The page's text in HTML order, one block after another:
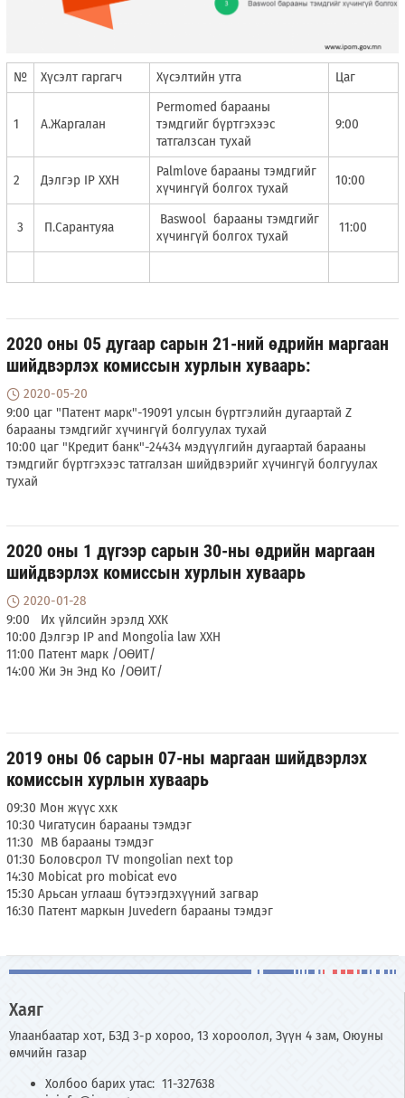
№ Хүсэлт гаргагч Хүсэлтийн утга Цаг
1 А.Жаргалан
Permomed барааны
тэмдгийг бүртгэхээс
татгалзсан тухай
9:00
2 Дэлгэр IP ХХН
Palmlove барааны тэмдгийг
хүчингүй болгох тухай
10:00
3 П.Сарантуяа
Baswool барааны тэмдгийг
хүчингүй болгох тухай
11:00
2020 оны 05 дугаар сарын 21-ний өдрийн маргаан
шийдвэрлэх комиссын хурлын хуваарь:
2020-05-20
9:00 цаг "Патент марк"-19091 улсын бүртгэлийн дугаартай Z
барааны тэмдгийг хүчингүй болгуулах тухай
10:00 цаг "Кредит банк"-24434 мэдүүлгийн дугаартай барааны
тэмдгийг бүртгэхээс татгалзан шийдвэрийг хүчингүй болгуулах
тухай
2020 оны 1 дүгээр сарын 30-ны өдрийн маргаан
шийдвэрлэх комиссын хурлын хуваарь
2020-01-28
9:00 Их үйлсийн эрэлд ХХК
10:00 Дэлгэр IP and Mongolia law ХХН
11:00 Патент марк /ОӨИТ/
14:00 Жи Эн Энд Ко /ОӨИТ/
2019 оны 06 сарын 07-ны маргаан шийдвэрлэх
комиссын хурлын хуваарь
09:30 Мон жүүс ххк
10:30 Чигатусин барааны тэмдэг
11:30 МВ барааны тэмдэг
01:30 Боловсрол TV mongolian next top
14:30 Mobicat pro mobicat evo
15:30 Арьсан углааш бүтээгдэхүүний загвар
16:30 Патент маркын Juvedern барааны тэмдэг
Хаяг
Улаанбаатар хот, БЗД 3-р хороо, 13 хороолол, Зүүн 4 зам, Оюуны
өмчийн газар
Холбоо барих утас: 11-327638